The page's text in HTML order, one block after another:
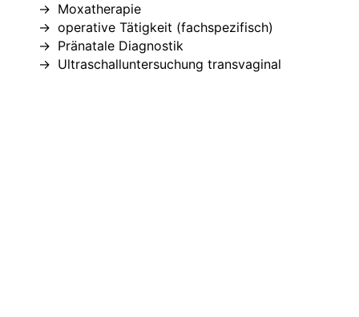
Moxatherapie
operative Tätigkeit (fachspezifisch)
Pränatale Diagnostik
Ultraschalluntersuchung transvaginal